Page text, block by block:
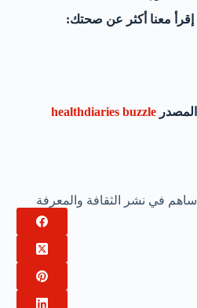
إقرأ معنا أكثر عن صحتك:
المصدر healthdiaries buzzle
ساهم في نشر الثقافة والمعرفة